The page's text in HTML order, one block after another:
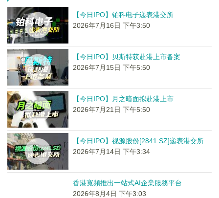
【今日IPO】铂科电子递表港交所
2026年7月16日 下午3:50
【今日IPO】贝斯特获赴港上市备案
2026年7月15日 下午5:50
【今日IPO】月之暗面拟赴港上市
2026年7月21日 下午5:50
【今日IPO】视源股份[2841.SZ]递表港交所
2026年7月14日 下午3:34
香港寬頻推出一站式AI企業服務平台
2026年8月4日 下午3:03